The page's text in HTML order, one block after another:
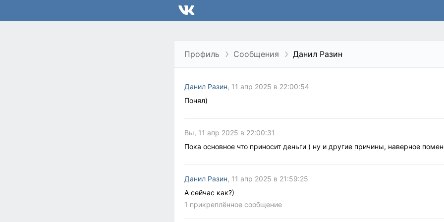
Профиль Сообщения Данил Разин
Данил Разин, 11 апр 2025 в 22:00:54
Понял)
Вы, 11 апр 2025 в 22:00:31
Пока основное что приносит деньги ) ну и другие причины, наверное
Данил Разин, 11 апр 2025 в 21:59:25
А сейчас как?)
1 прикреплённое сообщение